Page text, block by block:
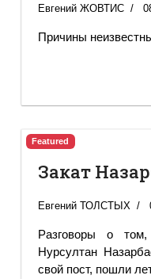
Евгений ЖОВТИС
Причины
Featured
Закат
Евгений ТОЛСТЫХ
Разговоры о том,
Нурсултан
свой пост, пошли